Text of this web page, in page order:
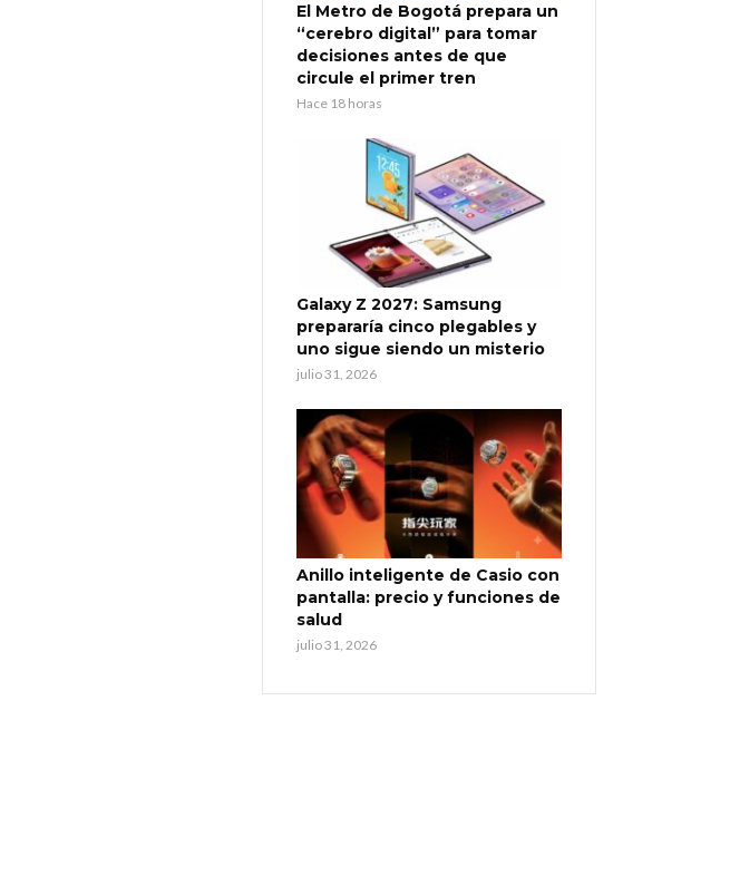
El Metro de Bogotá prepara un
“cerebro digital” para tomar
decisiones antes de que
circule el primer tren
Hace 18 horas
Galaxy Z 2027: Samsung
prepararía cinco plegables y
uno sigue siendo un misterio
julio 31, 2026
Anillo inteligente de Casio con
pantalla: precio y funciones de
salud
julio 31, 2026